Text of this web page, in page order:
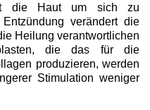
die Haut um sich zu
verändert die
Heilung verantwortlichen
die das für die
produzieren, werden
Stimulation weniger